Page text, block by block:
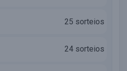
25 sorteios
24 sorteios